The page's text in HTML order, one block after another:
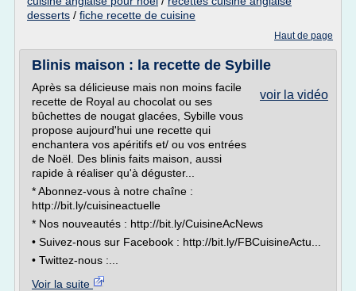
desserts / fiche recette de cuisine
Haut de page
Blinis maison : la recette de Sybille
voir la vidéo
Après sa délicieuse mais non moins facile
recette de Royal au chocolat ou ses
bûchettes de nougat glacées, Sybille vous
propose aujourd'hui une recette qui
enchantera vos apéritifs et/ ou vos entrées
de Noël. Des blinis faits maison, aussi
rapide à réaliser qu'à déguster...
* Abonnez-vous à notre chaîne :
http://bit.ly/cuisineactuelle
* Nos nouveautés : http://bit.ly/CuisineAcNews
• Suivez-nous sur Facebook : http://bit.ly/FBCuisineActu...
• Twittez-nous :...
Voir la suite